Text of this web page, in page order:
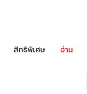
สิทธิพิเศษ อ่าน